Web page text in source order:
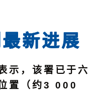
新进展
示，该署已于六
置（约3 000